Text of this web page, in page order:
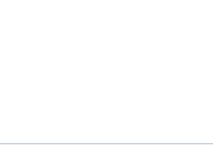
Ofertes per a